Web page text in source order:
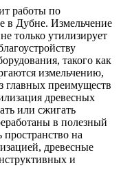
работы по
в Дубне. Измельчение
только утилизирует
такого как
измельчению,
главных преимуществ
древесных
или сжигать
в полезный
на
древесные
и